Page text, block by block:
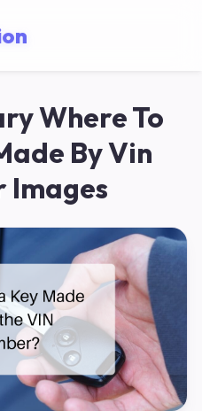
Where To
By Vin
Images